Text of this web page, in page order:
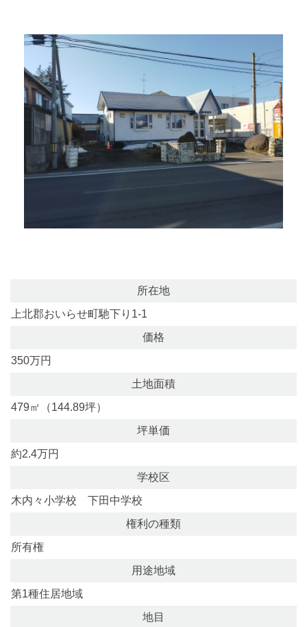
所在地
上北郡おいらせ町馳下り1-1
価格
350万円
土地面積
479㎡（144.89坪）
坪単価
約2.4万円
学校区
木内々小学校 下田中学校
権利の種類
所有権
用途地域
第1種住居地域
地目